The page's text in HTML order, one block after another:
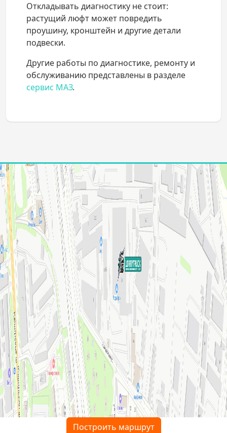
Откладывать диагностику не стоит:
растущий люфт может повредить
проушину, кронштейн и другие детали
подвески.
Другие работы по диагностике, ремонту и
обслуживанию представлены в разделе
сервис МАЗ.
Построить маршрут